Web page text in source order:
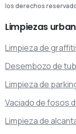
los derechos
Limpiezas
Limpieza de
Desembozo de
Limpieza de
Vaciado de fosos
Limpieza de